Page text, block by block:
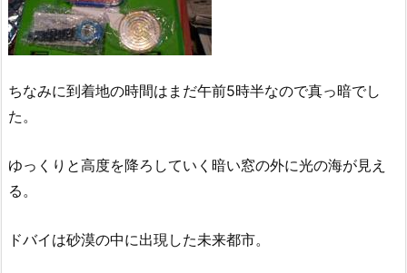
ちなみに到着地の時間はまだ午前5時半なので真っ暗でし
た。
ゆっくりと高度を降ろしていく暗い窓の外に光の海が見え
る。
ドバイは砂漠の中に出現した未来都市。